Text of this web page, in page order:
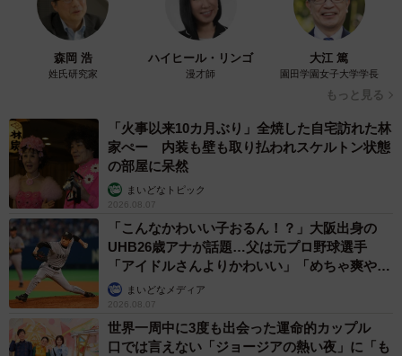
森岡 浩
姓氏研究家
ハイヒール・リンゴ
漫才師
大江 篤
園田学園女子大学学長
もっと見る
「火事以来10カ月ぶり」全焼した自宅訪れた林
家ぺー 内装も壁も取り払われスケルトン状態
の部屋に呆然
まいどなトピック
2026.08.07
「こんなかわいい子おるん！？」大阪出身の
UHB26歳アナが話題…父は元プロ野球選手
「アイドルさんよりかわいい」「めちゃ爽や
か」まいどなメディア
2026.08.07
世界一周中に3度も出会った運命的カップル
口では言えない「ジョージアの熱い夜」に「も